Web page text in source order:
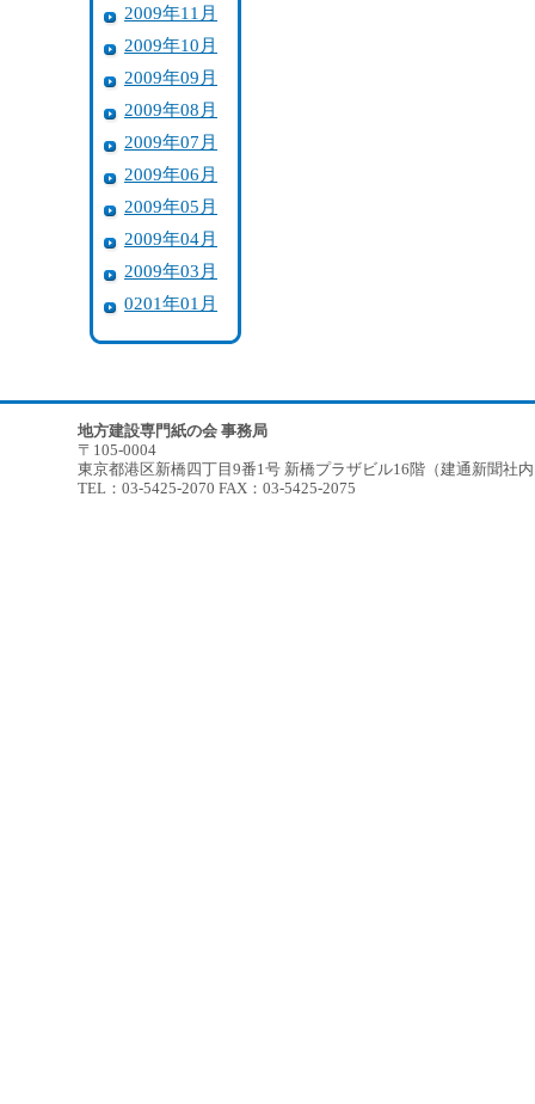
2009年11月
2009年10月
2009年09月
2009年08月
2009年07月
2009年06月
2009年05月
2009年04月
2009年03月
0201年01月
地方建設専門紙の会 事務局
〒105-0004
東京都港区新橋四丁目9番1号 新橋プラザビル16階（建通新聞社
TEL：03-5425-2070 FAX：03-5425-2075